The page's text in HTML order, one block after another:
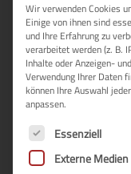
Rosita
15 Beiträge
👋 Hallo, ich
Designerin &
&
Beratern,
Wir verwenden Cookies
Einige von ihnen sind
und Ihre Erfahrung zu
verarbeitet werden (z. B.
Inhalte oder Anzeigen-
Verwendung Ihrer Daten
können Ihre Auswahl
anpassen.
Es folgt eine
Essenziell
Externe Medien